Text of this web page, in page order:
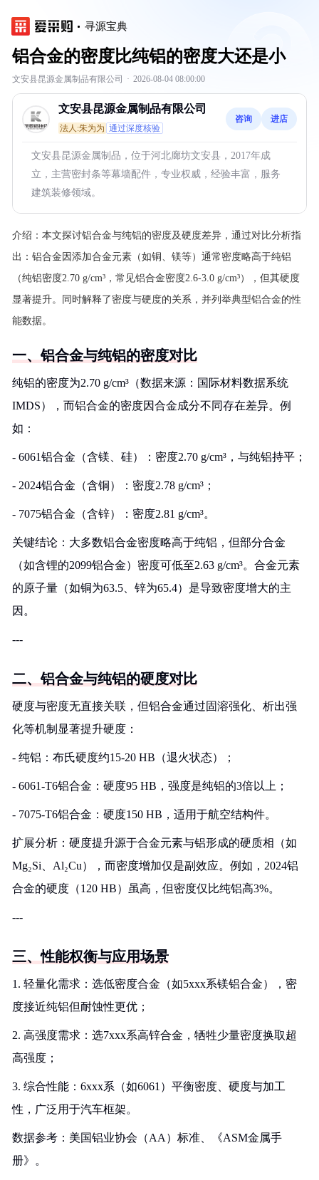
寻源宝典
铝合金的密度比纯铝的密度大还是小
文安县昆源金属制品有限公司 · 2026-08-04 08:00:00
文安县昆源金属制品有限公司
法人:朱为为 通过深度核验
咨询 进店
文安县昆源金属制品，位于河北廊坊文安县，2017年成
立，主营密封条等幕墙配件，专业权威，经验丰富，服务
建筑装修领域。
介绍： 本文探讨铝合金与纯铝的密度及硬度差异，通过对比分析指
出：铝合金因添加合金元素（如铜、镁等）通常密度略高于纯铝
（纯铝密度2.70 g/cm³，常见铝合金密度2.6-3.0 g/cm³），但其硬度
显著提升。同时解释了密度与硬度的关系，并列举典型铝合金的性
能数据。
一、铝合金与纯铝的密度对比
纯铝的密度为2.70 g/cm³（数据来源：国际材料数据系统
IMDS），而铝合金的密度因合金成分不同存在差异。例
如：
- 6061铝合金（含镁、硅）：密度2.70 g/cm³，与纯铝持平；
- 2024铝合金（含铜）：密度2.78 g/cm³；
- 7075铝合金（含锌）：密度2.81 g/cm³。
关键结论：大多数铝合金密度略高于纯铝，但部分合金
（如含锂的2099铝合金）密度可低至2.63 g/cm³。合金元素
的原子量（如铜为63.5、锌为65.4）是导致密度增大的主
因。
---
二、铝合金与纯铝的硬度对比
硬度与密度无直接关联，但铝合金通过固溶强化、析出强
化等机制显著提升硬度：
- 纯铝：布氏硬度约15-20 HB（退火状态）；
- 6061-T6铝合金：硬度95 HB，强度是纯铝的3倍以上；
- 7075-T6铝合金：硬度150 HB，适用于航空结构件。
扩展分析：硬度提升源于合金元素与铝形成的硬质相（如
Mg₂Si、Al₂Cu），而密度增加仅是副效应。例如，2024铝
合金的硬度（120 HB）虽高，但密度仅比纯铝高3%。
---
三、性能权衡与应用场景
1. 轻量化需求：选低密度合金（如5xxx系镁铝合金），密
度接近纯铝但耐蚀性更优；
2. 高强度需求：选7xxx系高锌合金，牺牲少量密度换取超
高强度；
3. 综合性能：6xxx系（如6061）平衡密度、硬度与加工
性，广泛用于汽车框架。
数据参考：美国铝业协会（AA）标准、《ASM金属手
册》。